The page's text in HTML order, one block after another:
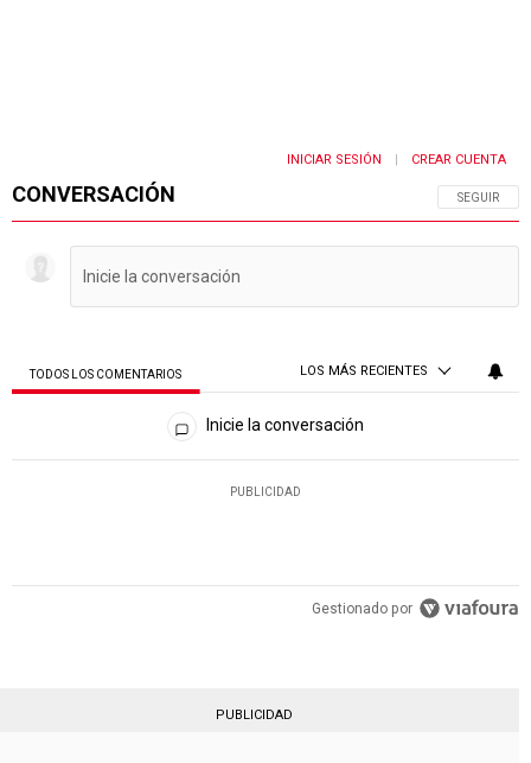
CONVERSACIÓN SIGA ESTA
SEGUIR
INICIAR SESIÓN CREAR CUENTA
TODOS LOS COMENTARIOS LOS MÁS RECIENTES
Todos los comentarios
Inicie la conversación
PUBLICIDAD
Gestionado por
PUBLICIDAD